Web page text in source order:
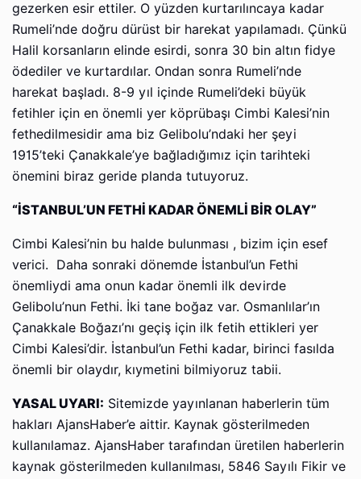
gezerken esir ettiler. O yüzden kurtarılıncaya kadar
Rumeli’nde doğru dürüst bir harekat yapılamadı. Çünkü
Halil korsanların elinde esirdi, sonra 30 bin altın fidye
ödediler ve kurtardılar. Ondan sonra Rumeli’nde
harekat başladı. 8-9 yıl içinde Rumeli’deki büyük
fetihler için en önemli yer köprübaşı Cimbi Kalesi’nin
fethedilmesidir ama biz Gelibolu’ndaki her şeyi
1915’teki Çanakkale’ye bağladığımız için tarihteki
önemini biraz geride planda tutuyoruz.
“İSTANBUL’UN FETHİ KADAR ÖNEMLİ BİR OLAY”
Cimbi Kalesi’nin bu halde bulunması , bizim için esef
verici. Daha sonraki dönemde İstanbul’un Fethi
önemliydi ama onun kadar önemli ilk devirde
Gelibolu’nun Fethi. İki tane boğaz var. Osmanlılar’ın
Çanakkale Boğazı’nı geçiş için ilk fetih ettikleri yer
Cimbi Kalesi’dir. İstanbul’un Fethi kadar, birinci fasılda
önemli bir olaydır, kıymetini bilmiyoruz tabii.
YASAL UYARI: Sitemizde yayınlanan haberlerin tüm
hakları AjansHaber’e aittir. Kaynak gösterilmeden
kullanılamaz. AjansHaber tarafından üretilen haberlerin
kaynak gösterilmeden kullanılması, 5846 Sayılı Fikir ve